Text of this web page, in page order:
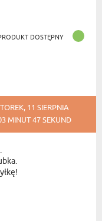
DOSTĘPNY
11 SIERPNIA
MINUT 47 SEKUND